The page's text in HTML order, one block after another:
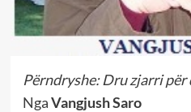
Përndryshe: Dru zjarri
NgaVangjush Saro